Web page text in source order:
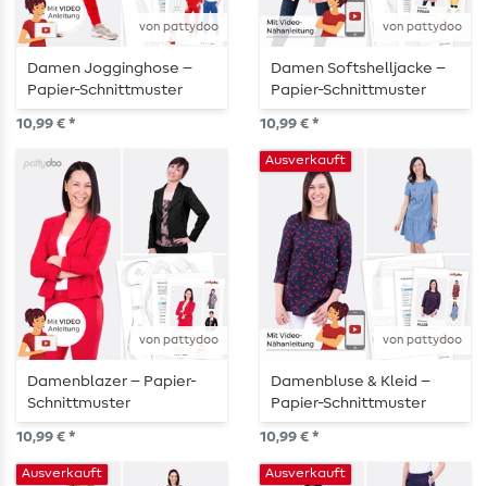
von pattydoo
Damen Jogginghose –
Papier-Schnittmuster
10,99 € *
von pattydoo
Damen Softshelljacke –
Papier-Schnittmuster
10,99 € *
von pattydoo
Damenblazer – Papier-
Schnittmuster
10,99 € *
von pattydoo
Ausverkauft
Damenbluse & Kleid –
Papier-Schnittmuster
10,99 € *
Ausverkauft Ausverkauft